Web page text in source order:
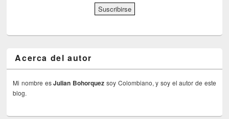
Acerca del autor
Mi nombre esJulian Bohorquez soy Colombiano, y soy el autor de este
blog.